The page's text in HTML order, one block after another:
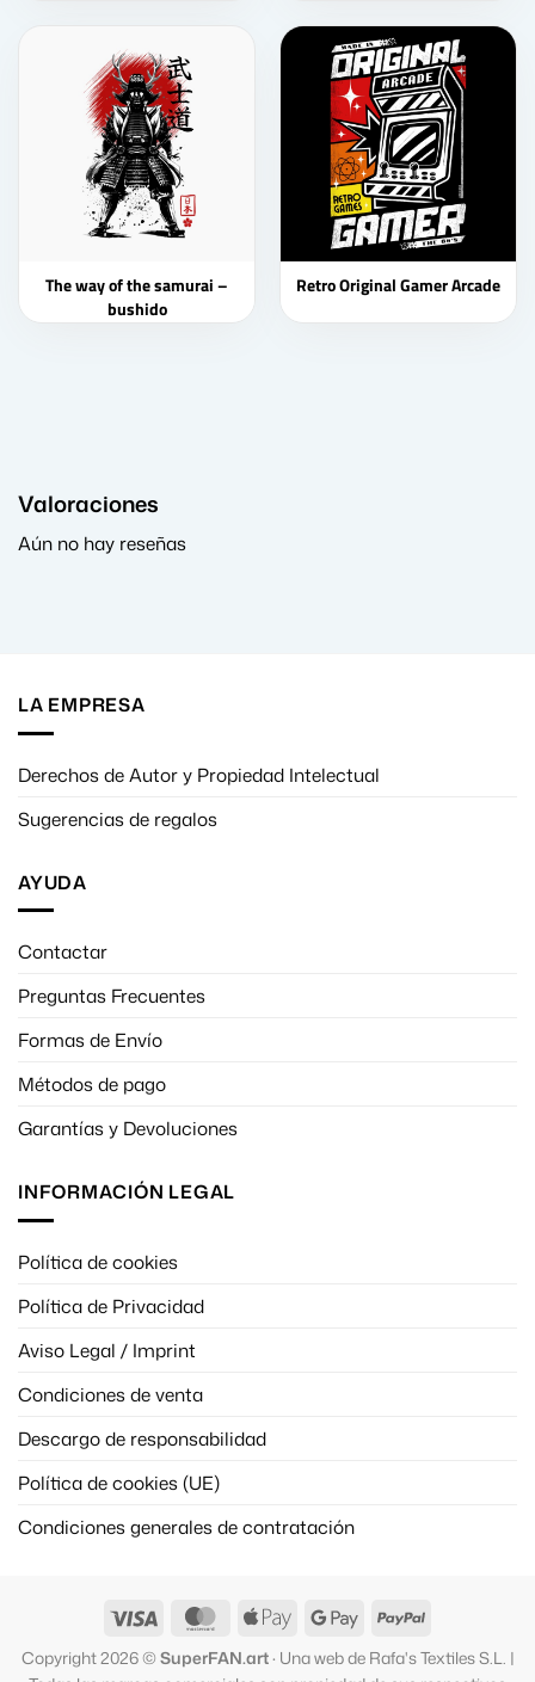
The way of the samurai –
bushido
Retro Original Gamer Arcade
Valoraciones
Aún no hay reseñas
LA EMPRESA
Derechos de Autor y Propiedad Intelectual
Sugerencias de regalos
AYUDA
Contactar
Preguntas Frecuentes
Formas de Envío
Métodos de pago
Garantías y Devoluciones
INFORMACIÓN LEGAL
Política de cookies
Política de Privacidad
Aviso Legal / Imprint
Condiciones de venta
Descargo de responsabilidad
Política de cookies (UE)
Condiciones generales de contratación
Visa MasterCardApple
Google PayPal
Copyright 2026 © SuperFAN.art· Una web de Rafa's Textiles S.L. |